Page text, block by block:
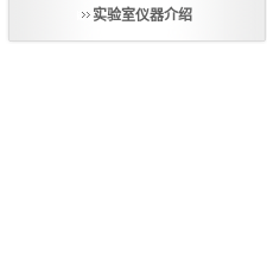
实验室仪器介绍